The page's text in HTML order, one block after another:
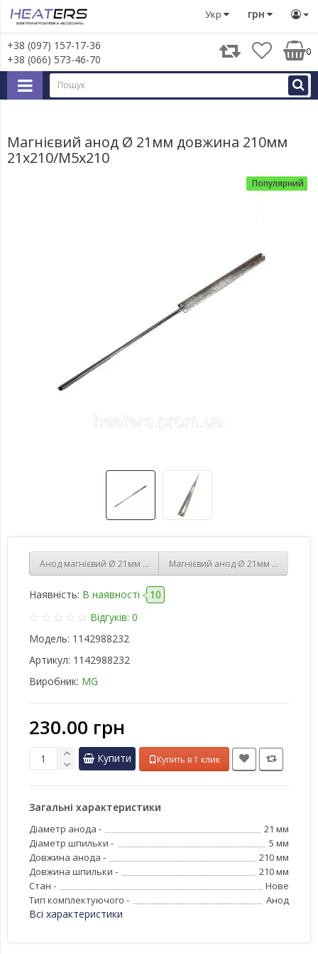
грн
Укр
+38 (097) 157-17-36
+38 (066) 573-46-70
0
Запчастини для великої побутової техніки Запчастини
Магнієвий анод ‎Ø‎ 21мм довжина 210мм
21х210/М5х210
Популярний
Анод магнієвий ‎Ø‎ 21мм довжина 210мм 21х210/М5х10
Магнієвий анод ‎Ø‎ 21мм довжина
Наявність: В наявності
10
Відгуків: 0
Модель: 1142988232
Артикул: 1142988232
Виробник: MG
230.00 грн
Купити Купить в 1 клик
Загальні характеристики
Діаметр анода -
21 мм
Діаметр шпильки -
5 мм
Довжина анода -
210 мм
Довжина шпильки -
210 мм
Стан -
Нове
Тип комплектуючого -
Анод
Всі характеристики